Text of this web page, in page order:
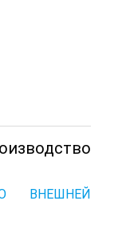
ВНЕШНЕЙ